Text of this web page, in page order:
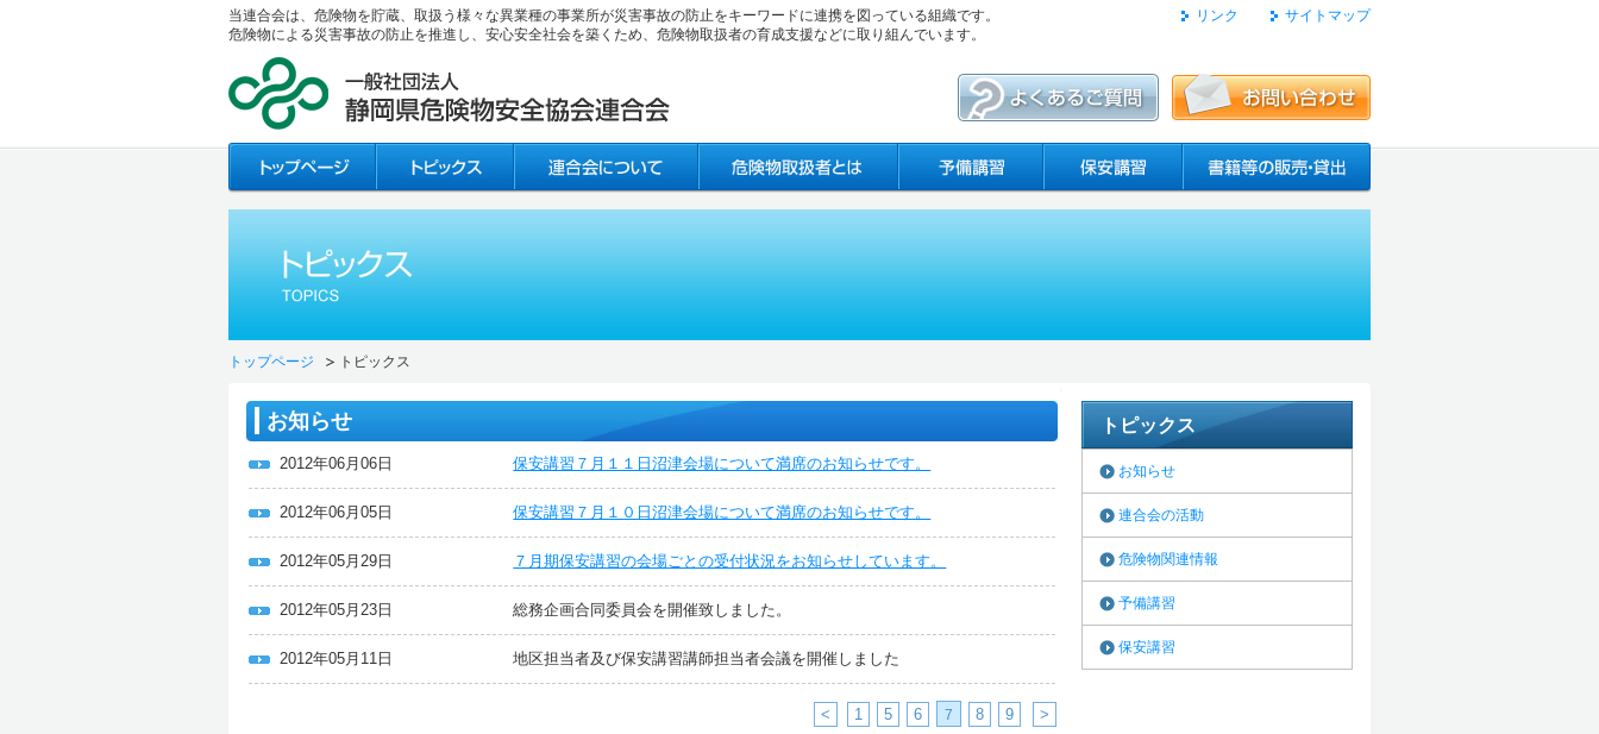
当連合会は、危険物を貯蔵、取扱う様々な異業種の事業所が災害事故の防止をキーワードに連携を図っている組織です。
危険物による災害事故の防止を推進し、安心安全社会を築くため、危険物取扱者の育成支援などに取り組んでいます。
リンク サイトマップ
トップページ トピックス
お知らせ
2012年06月06日 保安講習７月１１日沼津会場について満席のお知らせです。
2012年06月05日 保安講習７月１０日沼津会場について満席のお知らせです。
2012年05月29日 ７月期保安講習の会場ごとの受付状況をお知らせしています。
2012年05月23日 総務企画合同委員会を開催致しました。
2012年05月11日 地区担当者及び保安講習講師担当者会議を開催しました
< 1 5 6 7 8 9 >
トピックス
お知らせ
連合会の活動
危険物関連情報
予備講習
保安講習